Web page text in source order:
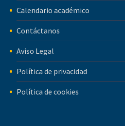
Calendario académico
Contáctanos
Aviso Legal
Política de privacidad
Política de cookies